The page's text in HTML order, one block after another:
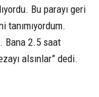
Bu parayı geri
tanımıyordum.
Bana 2.5 saat
alsınlar” dedi.